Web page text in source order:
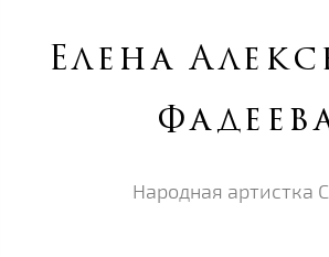
Елена
Народная артистка